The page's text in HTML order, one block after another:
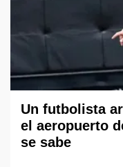
Un futbolista
el aeropuerto
se sabe